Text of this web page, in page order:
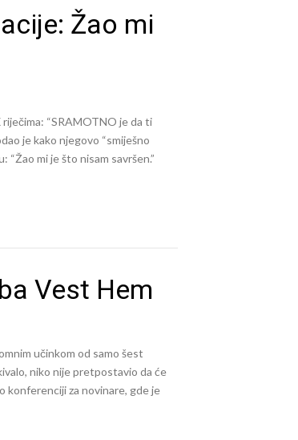
Žao mi
“SRAMOTNO je da ti
je kako njegovo “smiješno
“Žao mi je što nisam savršen.”
Vest Hem
učinkom od samo šest
niko nije pretpostavio da će
konferenciji za novinare, gde je